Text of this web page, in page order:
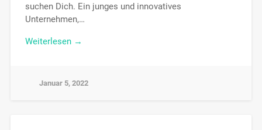
suchen Dich. Ein junges und innovatives
Unternehmen,…
Weiterlesen →
Januar 5, 2022